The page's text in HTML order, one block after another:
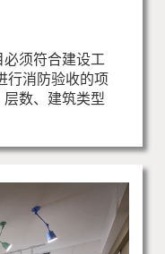
须符合建设工
行消防验收的项
层数、建筑类型